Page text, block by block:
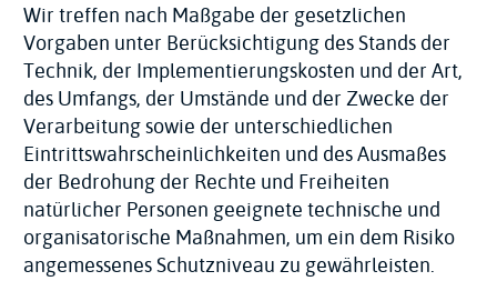
Wir treffen nach Maßgabe der gesetzlichen
Vorgaben unter Berücksichtigung des Stands der
Technik, der Implementierungskosten und der Art,
des Umfangs, der Umstände und der Zwecke der
Verarbeitung sowie der unterschiedlichen
Eintrittswahrscheinlichkeiten und des Ausmaßes
der Bedrohung der Rechte und Freiheiten
natürlicher Personen geeignete technische und
organisatorische Maßnahmen, um ein dem Risiko
angemessenes Schutzniveau zu gewährleisten.